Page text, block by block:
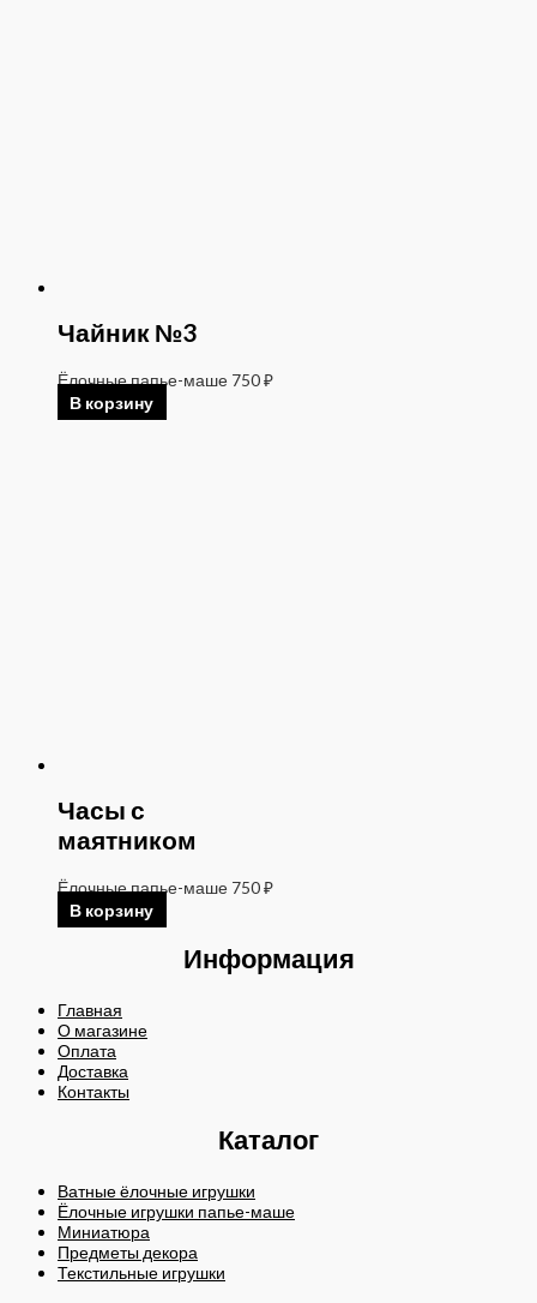
Чайник №3
Ёлочные папье-маше 750₽
В корзину
Часы с
маятником
Ёлочные папье-маше 750₽
В корзину
Информация
Главная
О магазине
Оплата
Доставка
Контакты
Каталог
Ватные ёлочные игрушки
Ёлочные игрушки папье-маше
Миниатюра
Предметы декора
Текстильные игрушки